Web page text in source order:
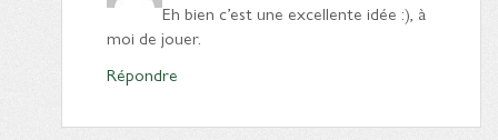
Eh bien c’est une excellente idée :), à
moi de jouer.
Répondre